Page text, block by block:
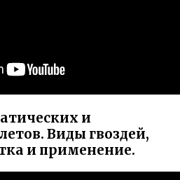
и
Виды гвоздей,
и применение.